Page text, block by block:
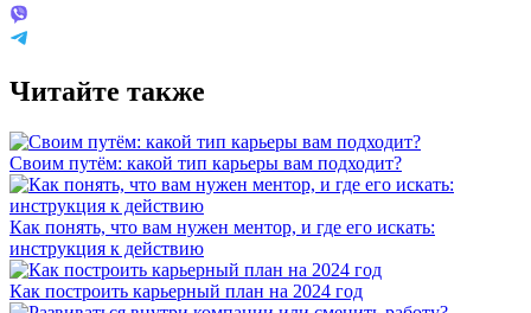
Читайте также
Своим путём: какой тип карьеры вам подходит?
Как понять, что вам нужен ментор, и где его искать:
инструкция к действию
Как построить карьерный план на 2024 год